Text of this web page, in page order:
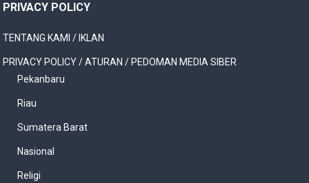
PRIVACY POLICY
TENTANG KAMI / IKLAN
PRIVACY POLICY / ATURAN / PEDOMAN MEDIA SIBER
Pekanbaru
Riau
Sumatera Barat
Nasional
Religi